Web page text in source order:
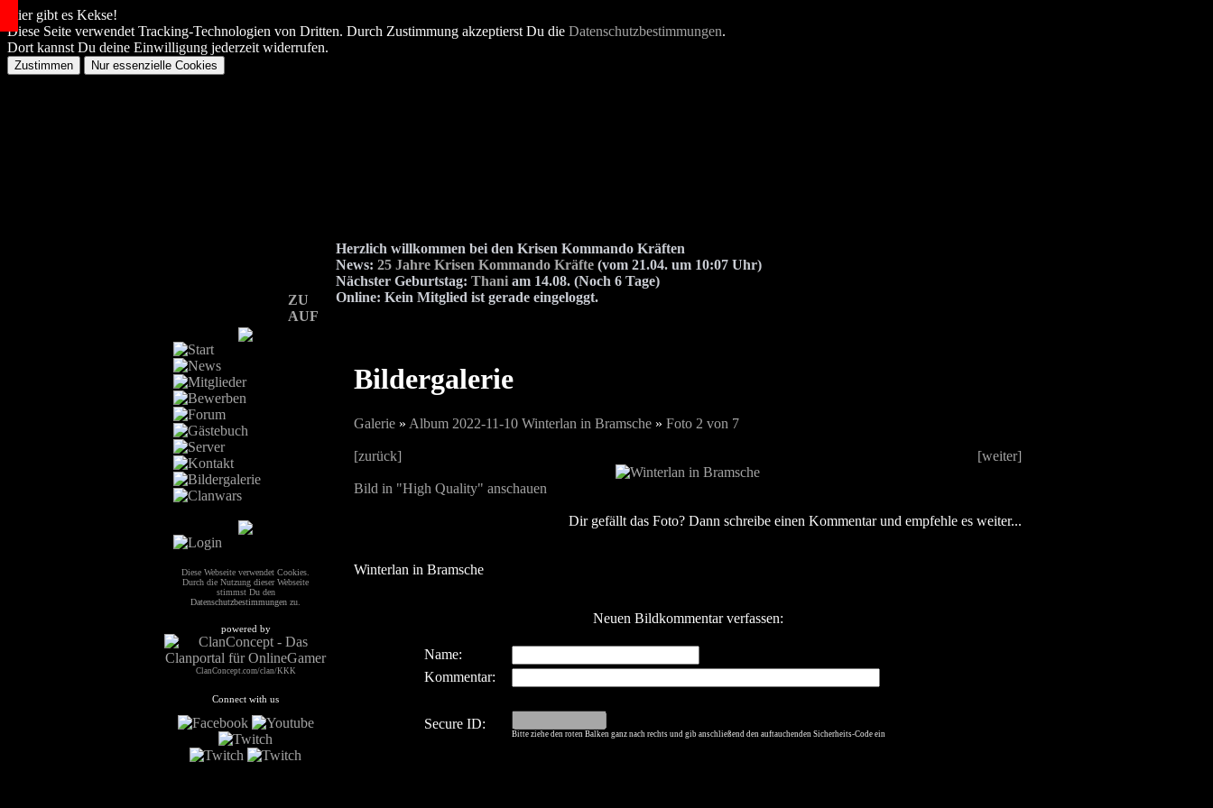
Hier gibt es Kekse!
Diese Seite verwendet Tracking-Technologien von Dritten. Durch Zustimmung akzeptierst Du die Datenschutzbestimmungen.
Dort kannst Du deine Einwilligung jederzeit widerrufen.
ZU
AUF
Herzlich willkommen bei den Krisen Kommando Kräften
News: 25 Jahre Krisen Kommando Kräfte (vom 21.04. um 10:07 Uhr)
Nächster Geburtstag: Thani am 14.08. (Noch 6 Tage)
Online: Kein Mitglied ist gerade eingeloggt.
Diese Webseite verwendet Cookies.
Durch die Nutzung dieser Webseite
stimmst Du den
Datenschutzbestimmungen zu.
powered by
ClanConcept.com/clan/KKK
Connect with us
Bildergalerie
Galerie » Album 2022-11-10 Winterlan in Bramsche » Foto 2 von 7
[zurück] [weiter]
Bild in "High Quality" anschauen
Dir gefällt das Foto? Dann schreibe einen Kommentar und empfehle es weiter...
Winterlan in Bramsche
Neuen Bildkommentar verfassen:
Name:
Kommentar:
Secure ID:
Bitte ziehe den roten Balken ganz nach rechts und gib anschließend den auftauchenden Sicherheits-Code ein